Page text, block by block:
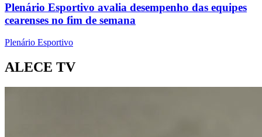
Plenário Esportivo avalia desempenho das equipes
cearenses no fim de semana
Plenário Esportivo
ALECE TV